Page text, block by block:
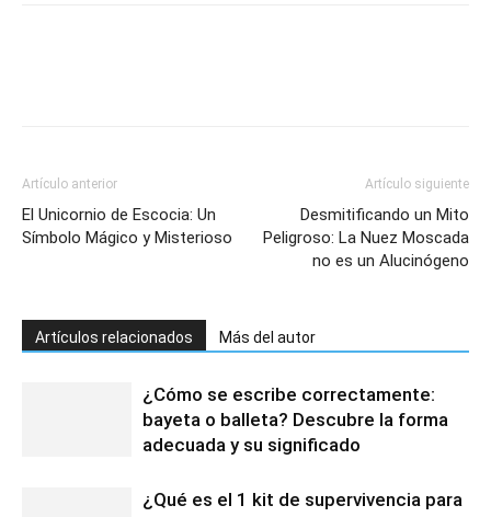
Artículo anterior
El Unicornio de Escocia: Un
Símbolo Mágico y Misterioso
Artículo siguiente
Desmitificando un Mito
Peligroso: La Nuez Moscada
no es un Alucinógeno
Artículos relacionados Más del autor
¿Cómo se escribe correctamente:
bayeta o balleta? Descubre la forma
adecuada y su significado
¿Qué es el 1 kit de supervivencia para